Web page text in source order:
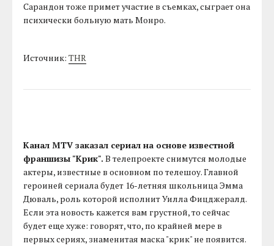
Сарандон тоже примет участие в съемках, сыграет она
психически больную мать Монро.
Источник:THR
Канал MTV заказал сериал на основе известной
франшизы "Крик". В телепроекте снимутся молодые
актеры, известные в основном по телешоу. Главной
героиней сериала будет 16-летняя школьница Эмма
Дюваль, роль которой исполнит Уилла Фицджералд.
Если эта новость кажется вам грустной, то сейчас
будет еще хуже: говорят, что, по крайней мере в
первых сериях, знаменитая маска "крик" не появится.